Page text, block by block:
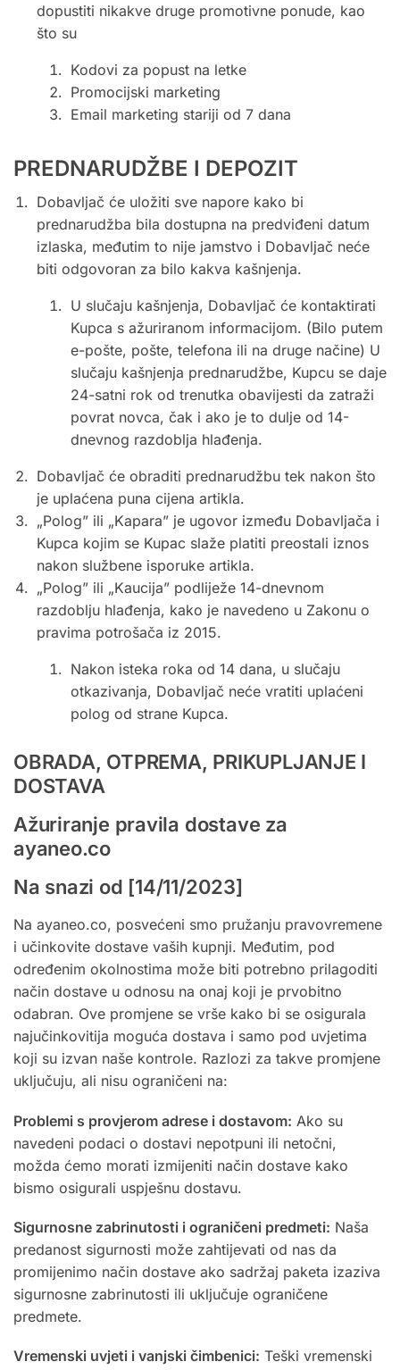
dopustiti nikakve druge promotivne ponude, kao
što su
Kodovi za popust na letke
Promocijski marketing
Email marketing stariji od 7 dana
PREDNARUDŽBE I DEPOZIT
Dobavljač će uložiti sve napore kako bi
prednarudžba bila dostupna na predviđeni datum
izlaska, međutim to nije jamstvo i Dobavljač neće
biti odgovoran za bilo kakva kašnjenja.
U slučaju kašnjenja, Dobavljač će kontaktirati
Kupca s ažuriranom informacijom. (Bilo putem
e-pošte, pošte, telefona ili na druge načine) U
slučaju kašnjenja prednarudžbe, Kupcu se daje
24-satni rok od trenutka obavijesti da zatraži
povrat novca, čak i ako je to dulje od 14-
dnevnog razdoblja hlađenja.
Dobavljač će obraditi prednarudžbu tek nakon što
je uplaćena puna cijena artikla.
„Polog” ili „Kapara” je ugovor između Dobavljača i
Kupca kojim se Kupac slaže platiti preostali iznos
nakon službene isporuke artikla.
„Polog” ili „Kaucija” podliježe 14-dnevnom
razdoblju hlađenja, kako je navedeno u Zakonu o
pravima potrošača iz 2015.
Nakon isteka roka od 14 dana, u slučaju
otkazivanja, Dobavljač neće vratiti uplaćeni
polog od strane Kupca.
OBRADA, OTPREMA, PRIKUPLJANJE I
DOSTAVA
Ažuriranje pravila dostave za
ayaneo.co
Na snazi ​​od [14/11/2023]
Na ayaneo.co, posvećeni smo pružanju pravovremene
i učinkovite dostave vaših kupnji. Međutim, pod
određenim okolnostima može biti potrebno prilagoditi
način dostave u odnosu na onaj koji je prvobitno
odabran. Ove promjene se vrše kako bi se osigurala
najučinkovitija moguća dostava i samo pod uvjetima
koji su izvan naše kontrole. Razlozi za takve promjene
uključuju, ali nisu ograničeni na:
Problemi s provjerom adrese i dostavom: Ako su
navedeni podaci o dostavi nepotpuni ili netočni,
možda ćemo morati izmijeniti način dostave kako
bismo osigurali uspješnu dostavu.
Sigurnosne zabrinutosti i ograničeni predmeti: Naša
predanost sigurnosti može zahtijevati od nas da
promijenimo način dostave ako sadržaj paketa izaziva
sigurnosne zabrinutosti ili uključuje ograničene
predmete.
Vremenski uvjeti i vanjski čimbenici: Teški vremenski